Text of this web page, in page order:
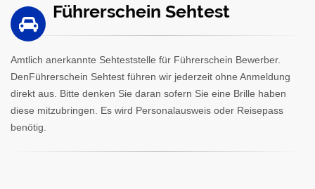
Führerschein Sehtest
Amtlich anerkannte Sehteststelle für Führerschein Bewerber.
DenFührerschein Sehtest führen wir jederzeit ohne Anmeldung
direkt aus. Bitte denken Sie daran sofern Sie eine Brille haben
diese mitzubringen. Es wird Personalausweis oder Reisepass
benötig.